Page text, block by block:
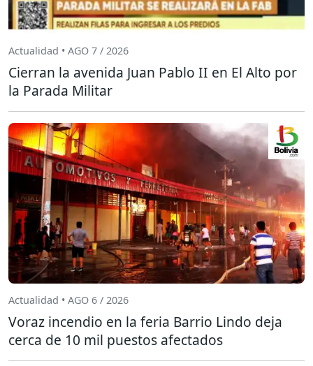
Actualidad • AGO 7 / 2026
Cierran la avenida Juan Pablo II en El Alto por
la Parada Militar
Actualidad • AGO 6 / 2026
Voraz incendio en la feria Barrio Lindo deja
cerca de 10 mil puestos afectados